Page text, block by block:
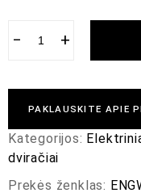
− +
PAKLAUSKITE APIE
Kategorijos:
dviračiai
Prekės ženklas: